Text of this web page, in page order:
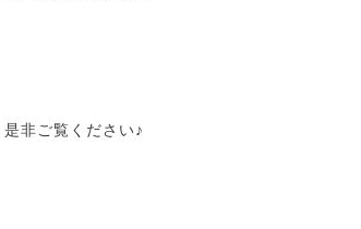
非ご覧ください♪